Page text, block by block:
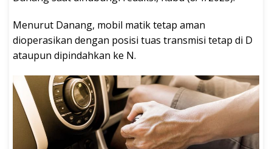
Menurut Danang, mobil matik tetap aman
dioperasikan dengan posisi tuas transmisi tetap di D
ataupun dipindahkan ke N.